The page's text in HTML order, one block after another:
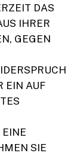
DAS
IHRER
GEGEN
EIN AUF
EINE
SIE